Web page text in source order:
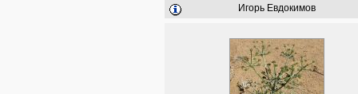
Игорь Евдокимов